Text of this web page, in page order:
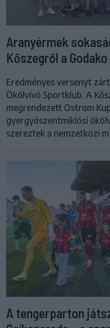
Aranyérmek
Kőszegről a Godako
Eredményes versenyt
Ökölvívó Sportklub. A
megrendezett Ostrom
gyergyószentmiklósi
szereztek a nemzetközi
A tengerparton